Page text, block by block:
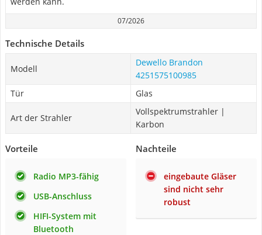
07/2026
Technische Details
Modell
Dewello Brandon
4251575100985
Tür
Glas
Art der Strahler
Vollspektrumstrahler |
Karbon
Vorteile
Radio MP3-fähig
USB-Anschluss
HIFI-System mit
Bluetooth
Nachteile
eingebaute Gläser
sind nicht sehr
robust